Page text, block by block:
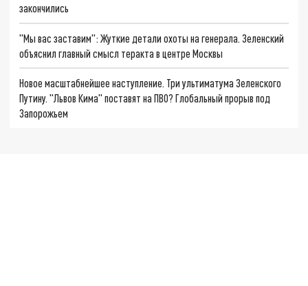
закончились
"Мы вас заставим": Жуткие детали охоты на генерала. Зеленский
объяснил главный смысл теракта в центре Москвы
Новое масштабнейшее наступление. Три ультиматума Зеленского
Путину. "Львов Кима" поставят на ПВО? Глобальный прорыв под
Запорожьем